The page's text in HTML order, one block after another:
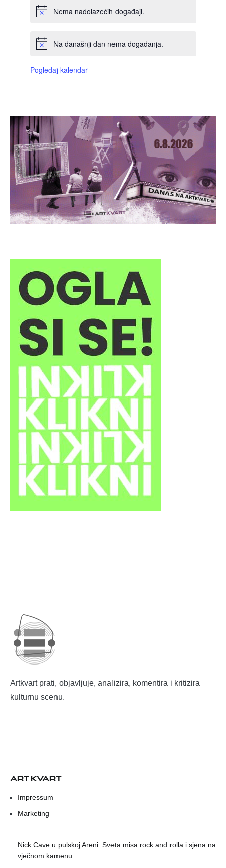
Nema nadolazećih događaji.
Na današnji dan nema događanja.
Pogledaj kalendar
Artkvart prati, objavljuje, analizira, komentira i kritizira
kulturnu scenu.
ART KVART
Impressum
Marketing
Nick Cave u pulskoj Areni: Sveta misa rock and rolla i sjena na
vječnom kamenu